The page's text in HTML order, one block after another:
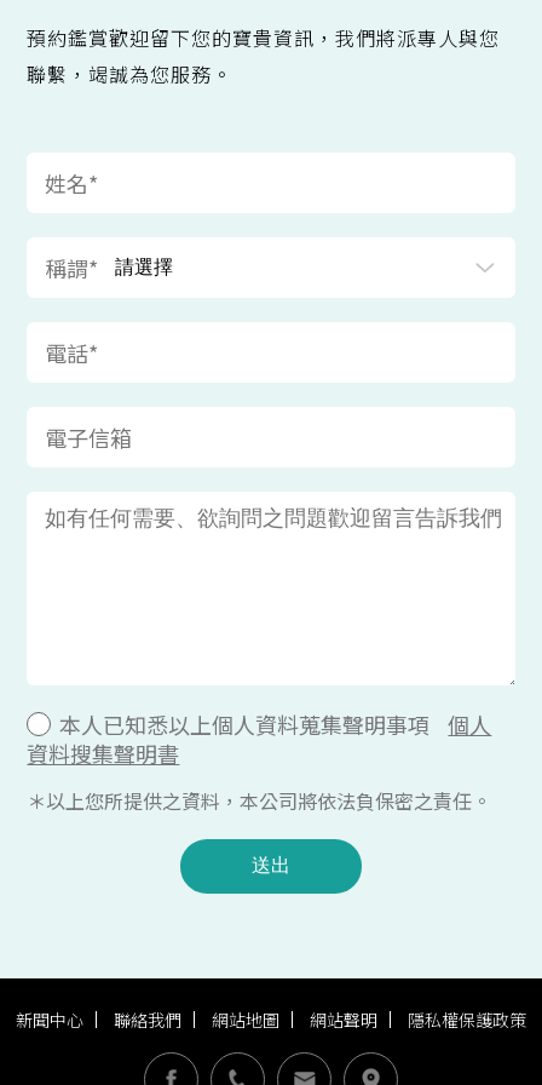
預約鑑賞歡迎留下您的寶貴資訊，我們將派專人與您
聯繫，竭誠為您服務。
姓名*
稱謂*
電話*
電子信箱
本人已知悉以上個人資料蒐集聲明事項
個人
資料搜集聲明書
＊以上您所提供之資料，本公司將依法負保密之責任。
送出
新聞中心 聯絡我們 網站地圖 網站聲明 隱私權保護政策